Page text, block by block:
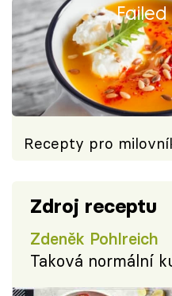
Recepty pro
Zdroj receptu
Zdeněk Pohlreich
Taková normální